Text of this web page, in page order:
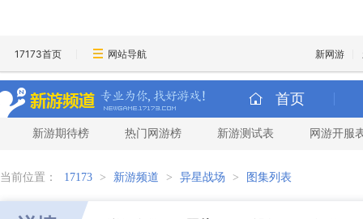
17173首页 网站导航 新网游
首页
新游期待榜 热门网游榜 新游测试表 网游开服
当前位置： 17173 > 新游频道 > 异星战场 > 图集列表